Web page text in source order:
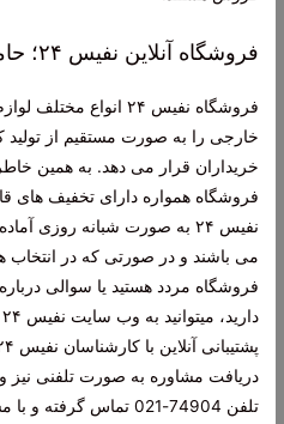
فروشگاه آنلاین نفیس ۲۴؛ حامی کالای ایرانی
فروشگاه نفیس ۲۴ انواع
خارجی را به صورت مستقیم از تولید
خریداران قرار می دهد. به همین
فروشگاه همواره دارای تخفیف های
نفیس ۲۴ به صورت شبانه روزی
می باشند و در صورتی که در انتخاب
فروشگاه مردد هستید یا سوالی
دریافت مشاوره به صورت تلفنی نیز